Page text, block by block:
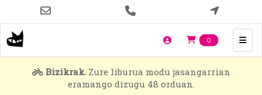
main
content
0 Items en
Bizikrak.Zure liburua modu jasangarrian
eramango dizugu 48 orduan.